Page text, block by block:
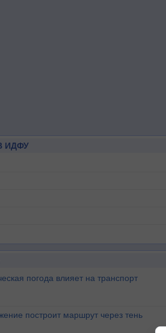
ИДФУ
погода влияет на транспорт
построит маршрут через тень